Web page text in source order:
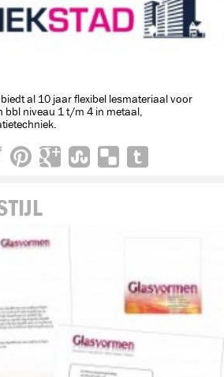
al 10 jaar flexibel lesmateriaal voor
bbl niveau 1 t/m 4 in metaal,